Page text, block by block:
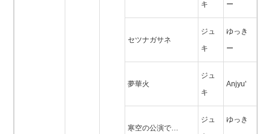
キ ー
セツナガサネ
ジュ
キ
ゆっき
ー
夢華火
ジュ
キ
Anjyu'
寒空の公演で…
ジュ ゆっき